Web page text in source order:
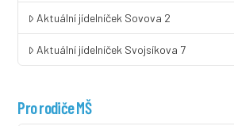
Aktuální jídelníček Sovova 2
Aktuální jídelníček Svojsíkova 7
Pro rodiče MŠ